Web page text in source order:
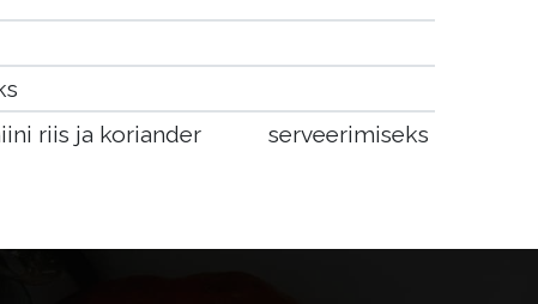
riis ja koriander
serveerimiseks